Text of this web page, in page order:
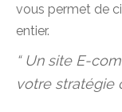
vous permet de
entier.
“ Un site E-
votre stratégie